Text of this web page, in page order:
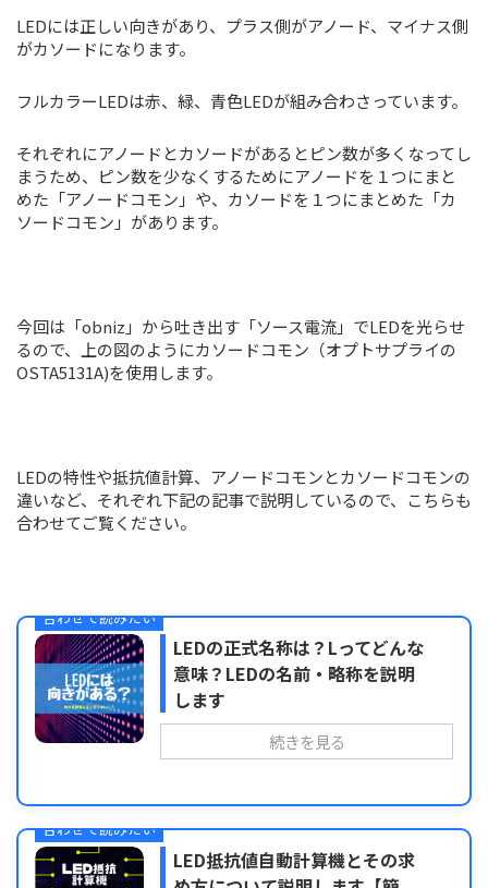
LEDには正しい向きがあり、プラス側がアノード、マイナス側
がカソードになります。
フルカラーLEDは赤、緑、青色LEDが組み合わさっています。
それぞれにアノードとカソードがあるとピン数が多くなってし
まうため、ピン数を少なくするためにアノードを１つにまと
めた「アノードコモン」や、カソードを１つにまとめた「カ
ソードコモン」があります。
今回は「obniz」から吐き出す「ソース電流」でLEDを光らせ
るので、上の図のようにカソードコモン（オプトサプライの
OSTA5131A)を使用します。
LEDの特性や抵抗値計算、アノードコモンとカソードコモンの
違いなど、それぞれ下記の記事で説明しているので、こちらも
合わせてご覧ください。
合わせて読みたい
LEDの正式名称は？Lってどんな
意味？LEDの名前・略称を説明
します
続きを見る
合わせて読みたい
LED抵抗値自動計算機とその求